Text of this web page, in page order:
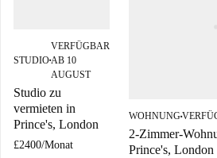
STUDIO■
VERFÜGBAR
AB 10
AUGUST
Studio zu
vermieten in
Prince's, London
£2400/Monat
WOHNUNG■
2-Zimmer-
Prince's, London